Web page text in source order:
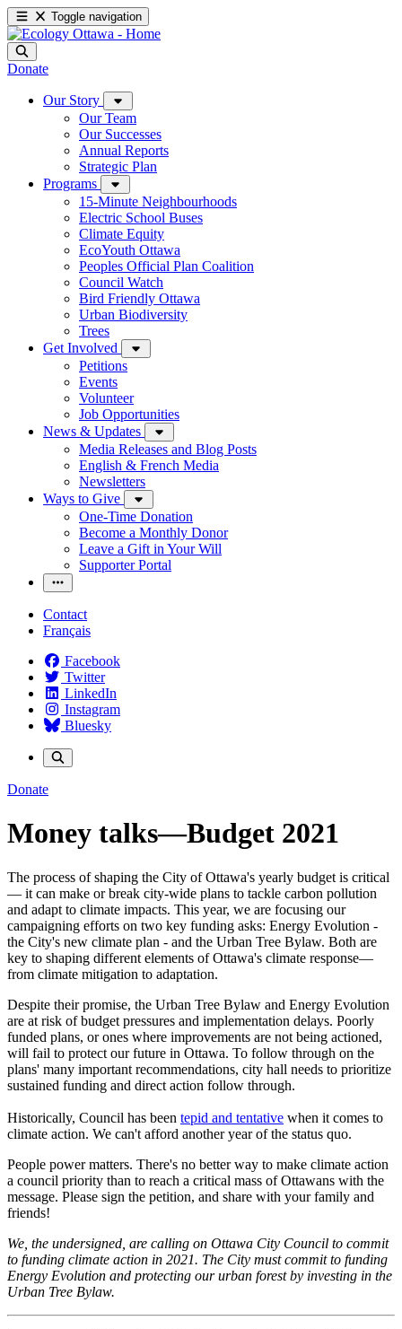
Toggle navigation
Donate
Our Story
Our Team
Our Successes
Annual Reports
Strategic Plan
Programs
15-Minute Neighbourhoods
Electric School Buses
Climate Equity
EcoYouth Ottawa
Peoples Official Plan Coalition
Council Watch
Bird Friendly Ottawa
Urban Biodiversity
Trees
Get Involved
Petitions
Events
Volunteer
Job Opportunities
News & Updates
Media Releases and Blog Posts
English & French Media
Newsletters
Ways to Give
One-Time Donation
Become a Monthly Donor
Leave a Gift in Your Will
Supporter Portal
Contact
Français
Facebook
Twitter
LinkedIn
Instagram
Bluesky
Donate
Money talks—Budget 2021
The process of shaping the City of Ottawa's yearly budget is critical
— it can make or break city-wide plans to tackle carbon pollution
and adapt to climate impacts. This year, we are focusing our
campaigning efforts on two key funding asks: Energy Evolution -
the City's new climate plan - and the Urban Tree Bylaw. Both are
key to shaping different elements of Ottawa's climate response—
from climate mitigation to adaptation.
Despite their promise, the Urban Tree Bylaw and Energy Evolution
are at risk of budget pressures and implementation delays. Poorly
funded plans, or ones where improvements are not being actioned,
will fail to protect our future in Ottawa. To follow through on the
plans' many important recommendations, city hall needs to prioritize
sustained funding and direct action follow through.
Historically, Council has been tepid and tentative when it comes to
climate action. We can't afford another year of the status quo.
People power matters. There's no better way to make climate action
a council priority than to reach a critical mass of Ottawans with the
message. Please sign the petition, and share with your family and
friends!
We, the undersigned, are calling on Ottawa City Council to commit
to funding climate action in 2021. The City must commit to funding
Energy Evolution and protecting our urban forest by investing in the
Urban Tree Bylaw.